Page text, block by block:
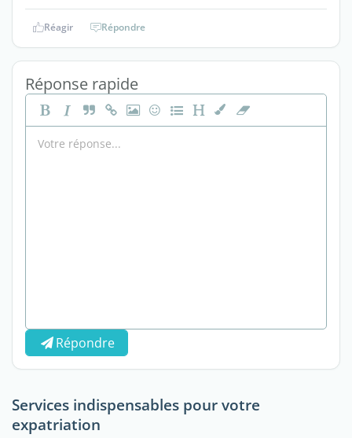
Réagir Répondre
Réponse rapide
Répondre
Services indispensables pour votre
expatriation